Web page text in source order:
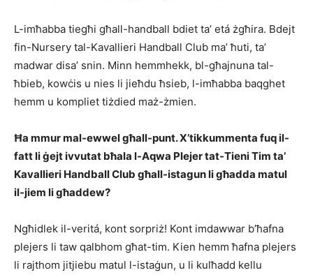
L-imħabba tiegħi għall-handball bdiet ta’ etá żgħira. Bdejt
fin-Nursery tal-Kavallieri Handball Club ma’ ħuti, ta’
madwar disa’ snin. Minn hemmhekk, bl-għajnuna tal-
ħbieb, kowċis u nies li jieħdu ħsieb, l-imħabba baqghet
hemm u kompliet tiżdied maż-żmien.
Ħa mmur mal-ewwel għall-punt. X’tikkummenta fuq il-
fatt li ġejt ivvutat bħala l-Aqwa Plejer tat-Tieni Tim ta’
Kavallieri Handball Club għall-istagun li għadda matul
il-jiem li għaddew?
Ngħidlek il-veritá, kont sorpriż! Kont imdawwar b’ħafna
plejers li taw qalbhom għat-tim. Kien hemm ħafna plejers
li rajthom jitjiebu matul l-istaġun, u li kulħadd kellu